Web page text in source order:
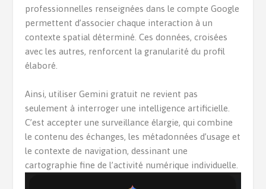
professionnelles renseignées dans le compte Google
permettent d’associer chaque interaction à un
contexte spatial déterminé. Ces données, croisées
avec les autres, renforcent la granularité du profil
élaboré.
Ainsi, utiliser Gemini gratuit ne revient pas
seulement à interroger une intelligence artificielle.
C’est accepter une surveillance élargie, qui combine
le contenu des échanges, les métadonnées d’usage et
le contexte de navigation, dessinant une
cartographie fine de l’activité numérique individuelle.